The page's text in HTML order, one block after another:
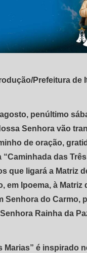
Prefeitura de
penúltimo
Senhora vão
de oração,
“Caminhada das
que ligará a Matriz
em Ipoema, à Matriz
Senhora do Carmo,
Rainha da
Marias” é inspirado